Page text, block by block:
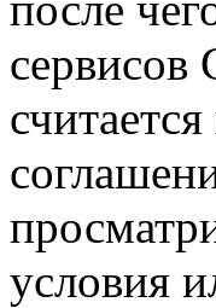
сервисов
условия